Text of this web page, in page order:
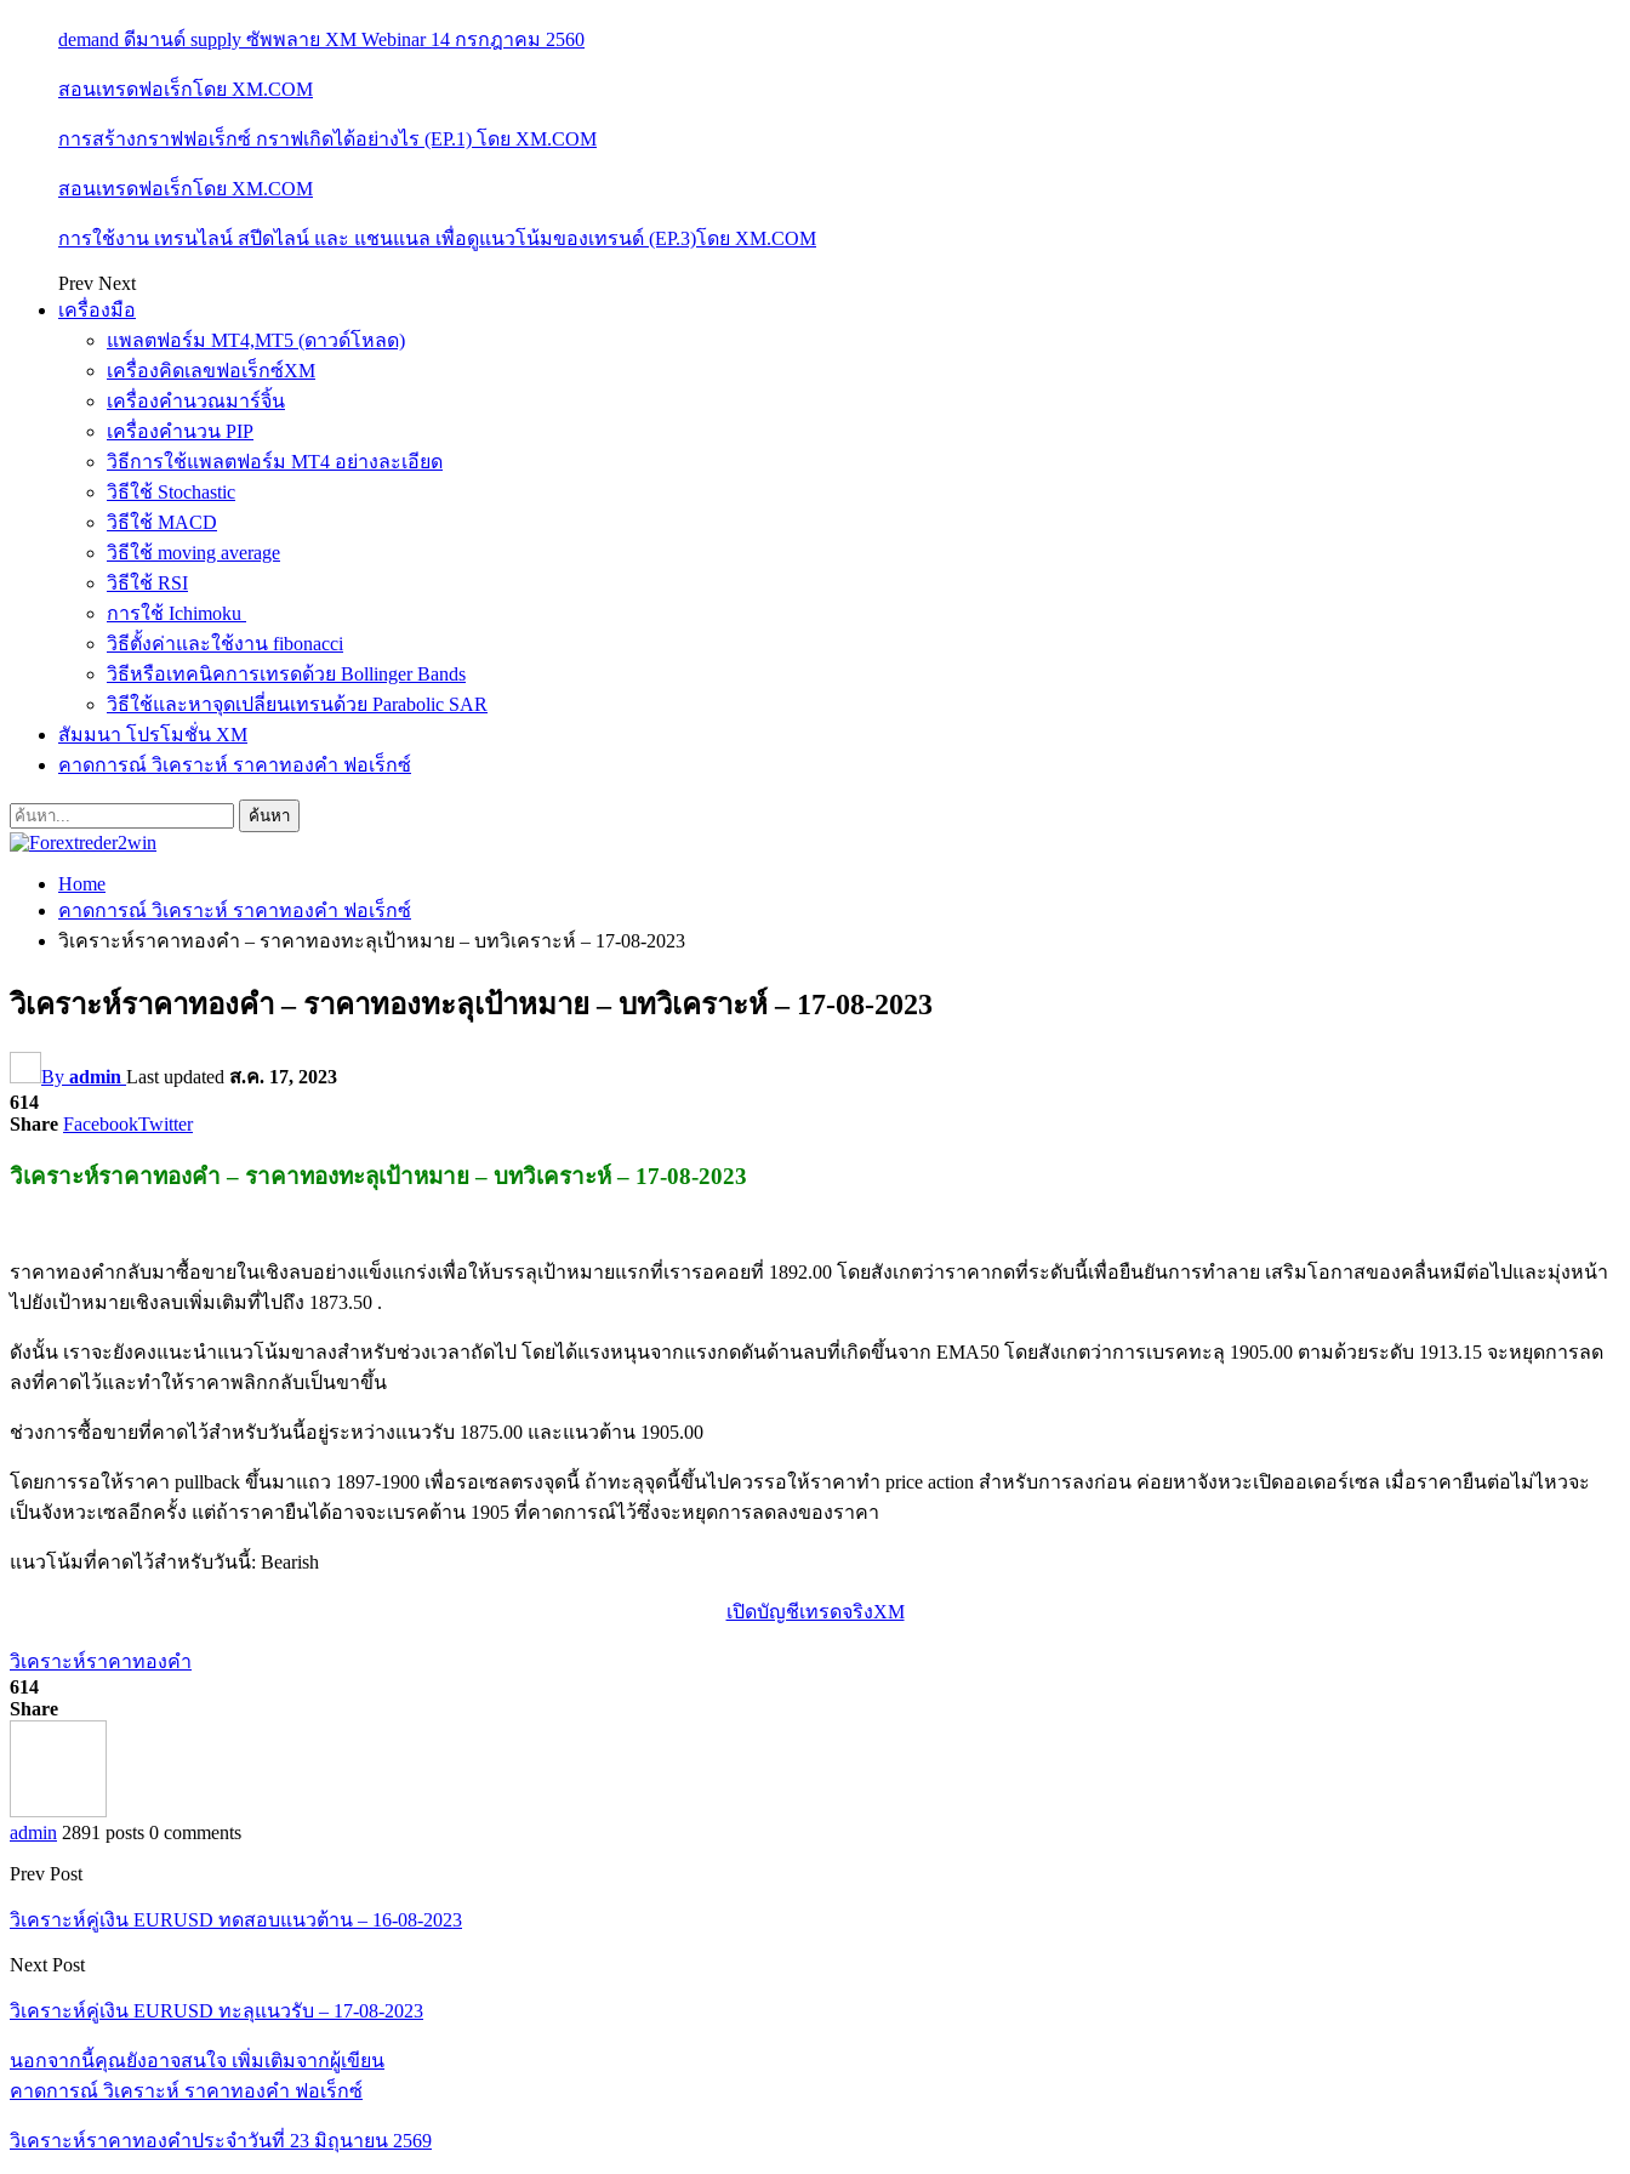
demand ดีมานด์ supply ซัพพลาย XM Webinar 14 กรกฎาคม 2560
สอนเทรดฟอเร็กโดย XM.COM
การสร้างกราฟฟอเร็กซ์ กราฟเกิดได้อย่างไร (EP.1) โดย XM.COM
สอนเทรดฟอเร็กโดย XM.COM
การใช้งาน เทรนไลน์ สปีดไลน์ และ แชนแนล เพื่อดูแนวโน้มของเทรนด์ (EP.3)โดย XM.COM
Prev Next
เครื่องมือ
แพลตฟอร์ม MT4,MT5 (ดาวด์โหลด)
เครื่องคิดเลขฟอเร็กซ์XM
เครื่องคำนวณมาร์จิ้น
เครื่องคำนวน PIP
วิธีการใช้แพลตฟอร์ม MT4 อย่างละเอียด
วิธีใช้ Stochastic
วิธีใช้ MACD
วิธีใช้ moving average
วิธีใช้ RSI
การใช้ Ichimoku
วิธีตั้งค่าและใช้งาน fibonacci
วิธีหรือเทคนิคการเทรดด้วย Bollinger Bands
วิธีใช้และหาจุดเปลี่ยนเทรนด้วย Parabolic SAR
สัมมนา โปรโมชั่น XM
คาดการณ์ วิเคราะห์ ราคาทองคำ ฟอเร็กซ์
Home
คาดการณ์ วิเคราะห์ ราคาทองคำ ฟอเร็กซ์
วิเคราะห์ราคาทองคำ – ราคาทองทะลุเป้าหมาย – บทวิเคราะห์ – 17-08-2023
วิเคราะห์ราคาทองคำ – ราคาทองทะลุเป้าหมาย – บทวิเคราะห์ – 17-08-2023
By admin Last updated ส.ค. 17, 2023
614
Share FacebookTwitter
วิเคราะห์ราคาทองคำ – ราคาทองทะลุเป้าหมาย – บทวิเคราะห์ – 17-08-2023
ราคาทองคำกลับมาซื้อขายในเชิงลบอย่างแข็งแกร่งเพื่อให้บรรลุเป้าหมายแรกที่เรารอคอยที่ 1892.00 โดยสังเกตว่าราคากดที่ระดับนี้เพื่อยืนยันการทำลาย เสริมโอกาสของคลื่นหมีต่อไปและมุ่งหน้า
ไปยังเป้าหมายเชิงลบเพิ่มเติมที่ไปถึง 1873.50 .
ดังนั้น เราจะยังคงแนะนำแนวโน้มขาลงสำหรับช่วงเวลาถัดไป โดยได้แรงหนุนจากแรงกดดันด้านลบที่เกิดขึ้นจาก EMA50 โดยสังเกตว่าการเบรคทะลุ 1905.00 ตามด้วยระดับ 1913.15 จะหยุดการลด
ลงที่คาดไว้และทำให้ราคาพลิกกลับเป็นขาขึ้น
ช่วงการซื้อขายที่คาดไว้สำหรับวันนี้อยู่ระหว่างแนวรับ 1875.00 และแนวต้าน 1905.00
โดยการรอให้ราคา pullback ขึ้นมาแถว 1897-1900 เพื่อรอเซลตรงจุดนี้ ถ้าทะลุจุดนี้ขึ้นไปควรรอให้ราคาทำ price action สำหรับการลงก่อน ค่อยหาจังหวะเปิดออเดอร์เซล เมื่อราคายืนต่อไม่ไหวจะ
เป็นจังหวะเซลอีกครั้ง แต่ถ้าราคายืนได้อาจจะเบรคต้าน 1905 ที่คาดการณ์ไว้ซึ่งจะหยุดการลดลงของราคา
แนวโน้มที่คาดไว้สำหรับวันนี้: Bearish
เปิดบัญชีเทรดจริงXM
วิเคราะห์ราคาทองคำ
614
Share
admin 2891 posts 0 comments
Prev Post
วิเคราะห์คู่เงิน EURUSD ทดสอบแนวต้าน – 16-08-2023
Next Post
วิเคราะห์คู่เงิน EURUSD ทะลุแนวรับ – 17-08-2023
นอกจากนี้คุณยังอาจสนใจ เพิ่มเติมจากผู้เขียน
คาดการณ์ วิเคราะห์ ราคาทองคำ ฟอเร็กซ์
วิเคราะห์ราคาทองคำประจำวันที่ 23 มิถุนายน 2569